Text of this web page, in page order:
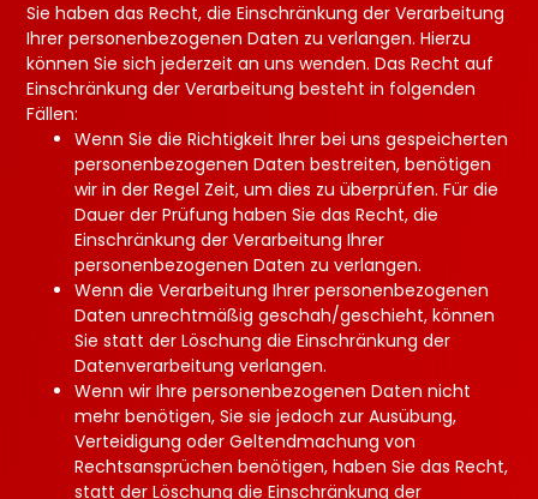
Sie haben das Recht, die Einschränkung der Verarbeitung
Ihrer personenbezogenen Daten zu verlangen. Hierzu
können Sie sich jederzeit an uns wenden. Das Recht auf
Einschränkung der Verarbeitung besteht in folgenden
Fällen:
Wenn Sie die Richtigkeit Ihrer bei uns gespeicherten
personenbezogenen Daten bestreiten, benötigen
wir in der Regel Zeit, um dies zu überprüfen. Für die
Dauer der Prüfung haben Sie das Recht, die
Einschränkung der Verarbeitung Ihrer
personenbezogenen Daten zu verlangen.
Wenn die Verarbeitung Ihrer personenbezogenen
Daten unrechtmäßig geschah/geschieht, können
Sie statt der Löschung die Einschränkung der
Datenverarbeitung verlangen.
Wenn wir Ihre personenbezogenen Daten nicht
mehr benötigen, Sie sie jedoch zur Ausübung,
Verteidigung oder Geltendmachung von
Rechtsansprüchen benötigen, haben Sie das Recht,
statt der Löschung die Einschränkung der